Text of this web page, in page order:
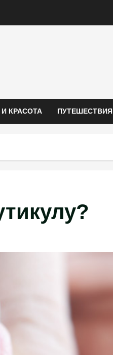
КРАСОТА ПУТЕШЕСТВИЯ